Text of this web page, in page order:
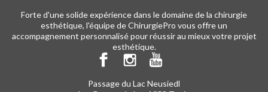
Forte d'une solide expérience dans le domaine de la chirurgie
esthétique, l'équipe de ChirurgiePro vous offre un
accompagnement personnalisé pour réussir au mieux votre projet
esthétique.
Passage du Lac Neusiedl